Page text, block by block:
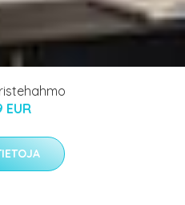
EUR